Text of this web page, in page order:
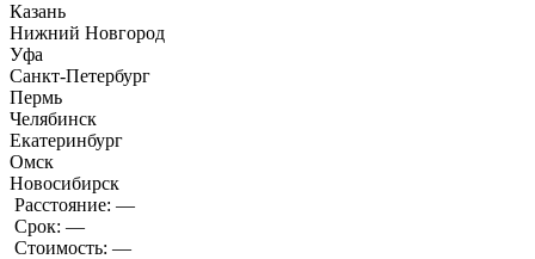
Казань
Нижний Новгород
Уфа
Санкт-Петербург
Пермь
Челябинск
Екатеринбург
Омск
Новосибирск
Расстояние: —
Срок: —
Стоимость: —